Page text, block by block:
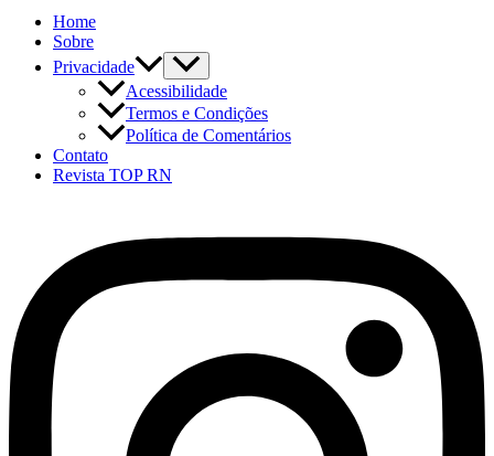
Home
Sobre
Privacidade
Acessibilidade
Termos e Condições
Política de Comentários
Contato
Revista TOP RN